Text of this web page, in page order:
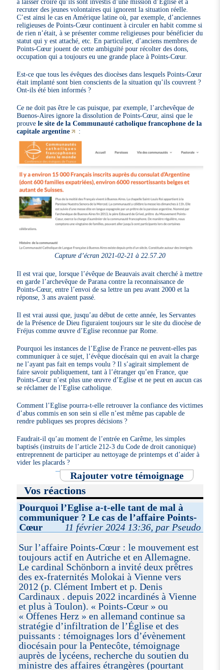
recruter des jeunes volontaires qui ignorent la situation réelle.
C’est ainsi le cas en Amérique latine où, par exemple, d’anciennes
religieuses de Points-Cœur continuent à circuler en habit comme si
de rien n’était, à se présenter comme religieuses pour bénéficier du
statut qui y est attaché, etc. En particulier, d’anciens membres de
Points-Cœur jouent de cette ambiguïté pour récolter des dons,
occupation qui a toujours eu une grande place à Points-Cœur.
Est-ce que tous les évêques des diocèses dans lesquels Points-Cœur
était implanté sont bien conscients de la situation qu’ils couvrent ?
Ont-ils été bien informés ?
Ce ne doit pas être le cas puisque, par exemple, l’archevêque de
Buenos-Aires ignore la dissolution de Points-Cœur, ainsi que le
prouvele site de la Communauté catholique francophone de la
capitale argentine
:
Capture d’écran 2021-02-21 à 22.57.20
Il est vrai que, lorsque l’évêque de Beauvais avait cherché à mettre
en garde l’archevêque de Parana contre la reconnaissance de
Points-Cœur, entre l’envoi de sa lettre un peu avant 2000 et la
réponse, 3 ans avaient passé.
Il est vrai aussi que, jusqu’au début de cette année, les Servantes
de la Présence de Dieu figuraient toujours sur le site du diocèse de
Fréjus comme œuvre d’Eglise reconnue par Rome.
Pourquoi les instances de l’Eglise de France ne peuvent-elles pas
communiquer à ce sujet, l’évêque diocésain qui en avait la charge
ne l’ayant pas fait en temps voulu ? Il s’agirait simplement de
faire savoir publiquement, tant à l’étranger qu’en France, que
Points-Cœur n’est plus une œuvre d’Eglise et ne peut en aucun cas
se réclamer de l’Eglise catholique.
Comment l’Eglise pourra-t-elle retrouver la confiance des victimes
d’abus commis en son sein si elle n’est même pas capable de
rendre publiques ses propres décisions ?
Faudrait-il qu’au moment de l’entrée en Carême, les simples
baptisés (instruits de l’article 212-3 du Code de droit canonique)
entreprennent de participer au nettoyage de printemps et d’aider à
vider les placards ?
Rajouter votre témoignage
Vos réactions
Pourquoi l’Eglise a-t-elle tant de mal à
communiquer ? Le cas de l’affaire Points-
Cœur
11 février 2024 13:36, par Pseudo
Sur l’affaire Points-Cœur : le mouvement est
toujours actif en Autriche et en Allemagne.
Le cardinal Schönborn a invité deux prêtres
des ex-fraternités Molokai à Vienne vers
2012 (p. Clément Imbert et p. Denis
Cardinaux . depuis 2022 incardinés à Vienne
et plus à Toulon). « Points-Cœur » ou
« Offenes Herz » en allemand continue sa
stratégie d’infiltration de l’Église et des
puissants : témoignages lors d’évènement
diocésain pour la Pentecôte, témoignage
auprès de lycéens, recherche du soutien du
ministre des affaires étrangères (pourtant